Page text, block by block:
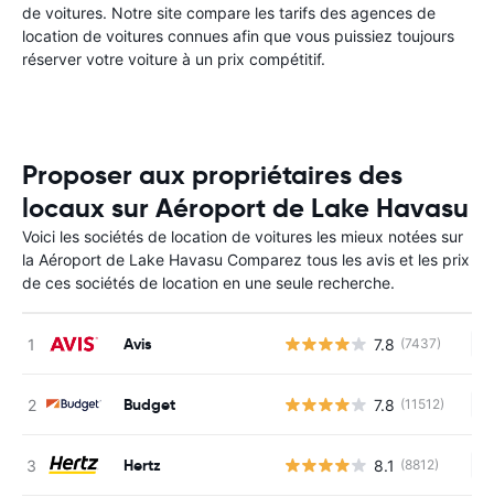
de voitures. Notre site compare les tarifs des agences de
location de voitures connues afin que vous puissiez toujours
réserver votre voiture à un prix compétitif.
Proposer aux propriétaires des
locaux sur Aéroport de Lake Havasu
Voici les sociétés de location de voitures les mieux notées sur
la Aéroport de Lake Havasu Comparez tous les avis et les prix
de ces sociétés de location en une seule recherche.
Avis 7.8 (7437)
Budget 7.8 (11512)
Hertz 8.1 (8812)